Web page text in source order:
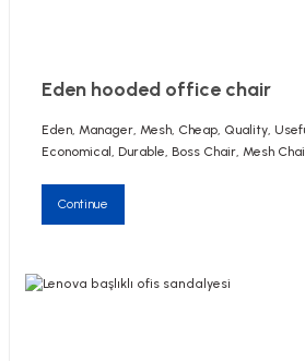
Eden hooded office chair
Eden, Manager, Mesh, Cheap, Quality,
Economical, Durable, Boss Chair, Mesh
Continue